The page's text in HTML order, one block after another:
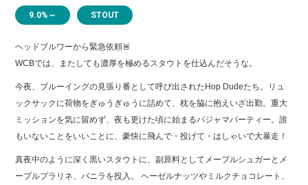
9.0%～ STOUT
ヘッドブルワーから緊急依頼🚨
WCBでは、またしても濃厚を極めるスタウトを仕込んだそうな。
今夜、ブルーイングの見張り番として呼び出されたHop Dudeたち。リュ
ックサックに荷物をぎゅうぎゅうに詰めて、枕を脇に抱えいざ出勤。重大
ミッションを気に留めず、夜も更けた頃に始まるパジャマパーティー。誰
もいないことをいいことに、豪快に飛んで・投げて・はしゃいで大暴走！
真夜中のように深く黒いスタウトに、副原料としてメープルシュガーとメ
ープルプラリネ、バニラを投入。 ヘーゼルナッツやミルクチョコレート、